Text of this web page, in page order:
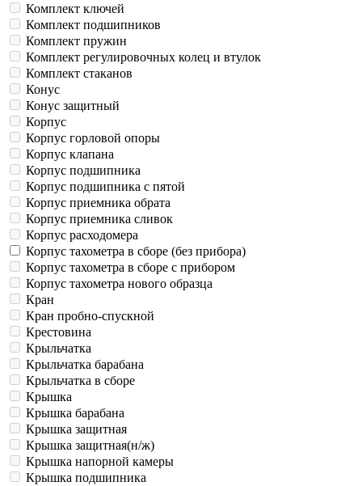
Комплект ключей
Комплект подшипников
Комплект пружин
Комплект регулировочных колец и втулок
Комплект стаканов
Конус
Конус защитный
Корпус
Корпус горловой опоры
Корпус клапана
Корпус подшипника
Корпус подшипника с пятой
Корпус приемника обрата
Корпус приемника сливок
Корпус расходомера
Корпус тахометра в сборе (без прибора)
Корпус тахометра в сборе с прибором
Корпус тахометра нового образца
Кран
Кран пробно-спускной
Крестовина
Крыльчатка
Крыльчатка барабана
Крыльчатка в сборе
Крышка
Крышка барабана
Крышка защитная
Крышка защитная(н/ж)
Крышка напорной камеры
Крышка подшипника